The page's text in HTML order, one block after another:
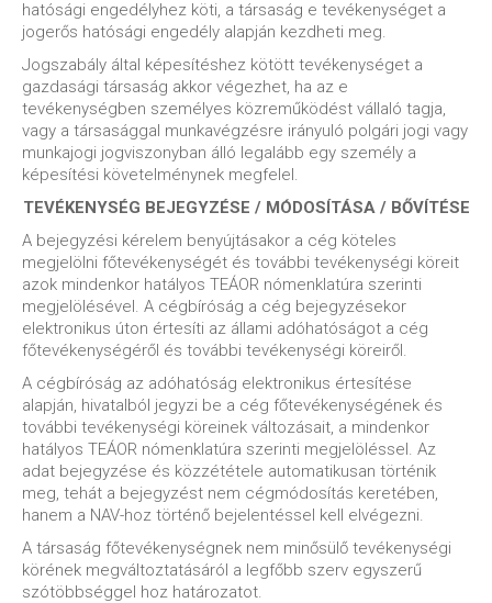
hatósági engedélyhez köti, a társaság e tevékenységet a
jogerős hatósági engedély alapján kezdheti meg.
Jogszabály által képesítéshez kötött tevékenységet a
gazdasági társaság akkor végezhet, ha az e
tevékenységben személyes közreműködést vállaló tagja,
vagy a társasággal munkavégzésre irányuló polgári jogi vagy
munkajogi jogviszonyban álló legalább egy személy a
képesítési követelménynek megfelel.
TEVÉKENYSÉG BEJEGYZÉSE / MÓDOSÍTÁSA / BŐVÍTÉSE
A bejegyzési kérelem benyújtásakor a cég köteles
megjelölni főtevékenységét és további tevékenységi köreit
azok mindenkor hatályos TEÁOR nómenklatúra szerinti
megjelölésével. A cégbíróság a cég bejegyzésekor
elektronikus úton értesíti az állami adóhatóságot a cég
főtevékenységéről és további tevékenységi köreiről.
A cégbíróság az adóhatóság elektronikus értesítése
alapján, hivatalból jegyzi be a cég főtevékenységének és
további tevékenységi köreinek változásait, a mindenkor
hatályos TEÁOR nómenklatúra szerinti megjelöléssel. Az
adat bejegyzése és közzététele automatikusan történik
meg, tehát a bejegyzést nem cégmódosítás keretében,
hanem a NAV-hoz történő bejelentéssel kell elvégezni.
A társaság főtevékenységnek nem minősülő tevékenységi
körének megváltoztatásáról a legfőbb szerv egyszerű
szótöbbséggel hoz határozatot.